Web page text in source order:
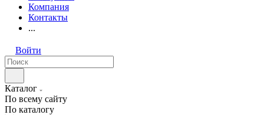
Компания
Контакты
...
Войти
Каталог
По всему сайту
По каталогу